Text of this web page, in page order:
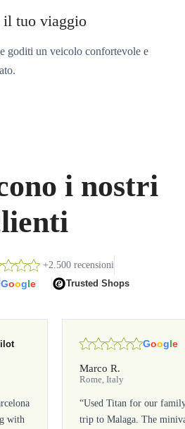
tuo viaggio
goditi un veicolo confortevole e
i nostri
+2.500 recensioni
Google Trusted Shops
with
Google
Marco R.
Rome, Italy
“Used Titan for our
trip to Malaga. The